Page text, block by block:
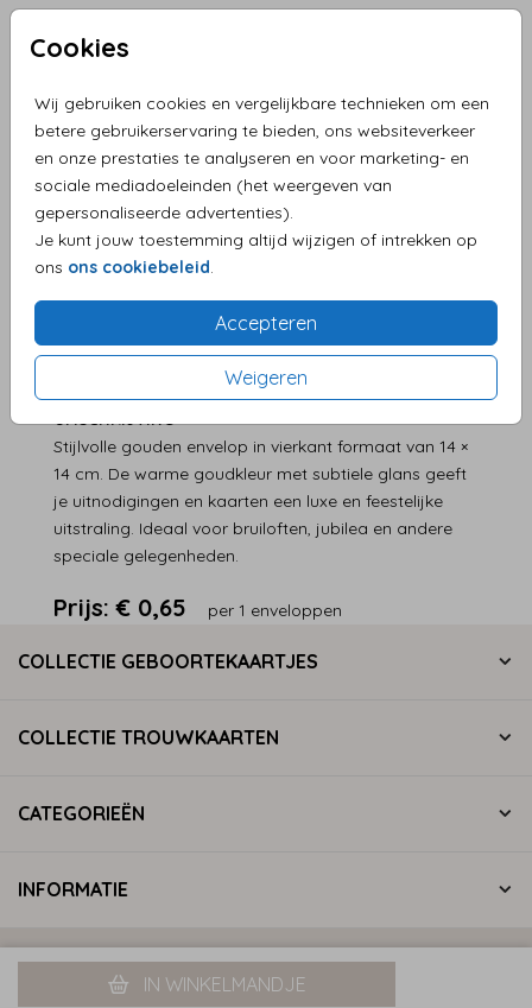
Cookies
Wij gebruiken cookies en vergelijkbare technieken om een
betere gebruikerservaring te bieden, ons websiteverkeer
en onze prestaties te analyseren en voor marketing- en
sociale mediadoeleinden (het weergeven van
gepersonaliseerde advertenties).
Je kunt jouw toestemming altijd wijzigen of intrekken op
ons ons cookiebeleid.
Accepteren
Weigeren
Envelop Goud 14 X 14
Aantal x 1 enveloppen Prijs:€ 0,65
IN WINKELMANDJE
Persoonlijke service en supersnelle levering
Levering aan huis
Stijlvolle gouden envelop in vierkant formaat van 14 ×
14 cm. De warme goudkleur met subtiele glans geeft
je uitnodigingen en kaarten een luxe en feestelijke
uitstraling. Ideaal voor bruiloften, jubilea en andere
speciale gelegenheden.
Prijs:€ 0,65 per 1 enveloppen
COLLECTIE GEBOORTEKAARTJES
COLLECTIE TROUWKAARTEN
CATEGORIEËN
INFORMATIE
Privacy statement
Algemene voorwaarden
Cookiebeleid
© 2026 LiefsvanAnet